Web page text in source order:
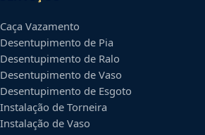
Caça Vazamento
Desentupimento de Pia
Desentupimento de Ralo
Desentupimento de Vaso
Desentupimento de Esgoto
Instalação de Torneira
Instalação de Vaso